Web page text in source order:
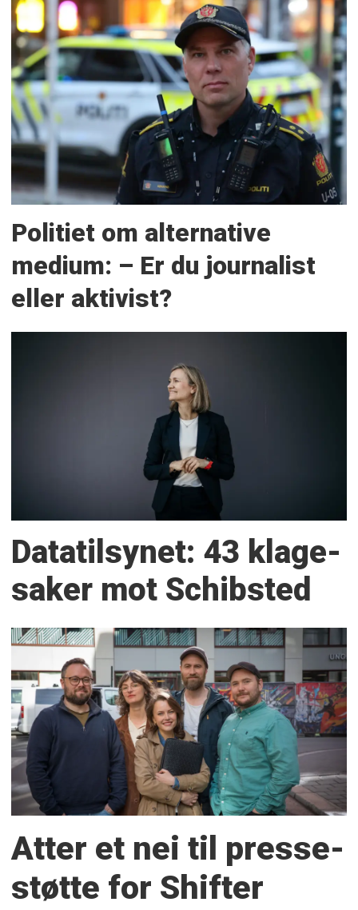
Politiet om alternative
medium: – Er du journalist
eller aktivist?
Datatilsynet: 43 klage­
saker mot Schibsted
Atter et nei til presse­
støtte for Shifter